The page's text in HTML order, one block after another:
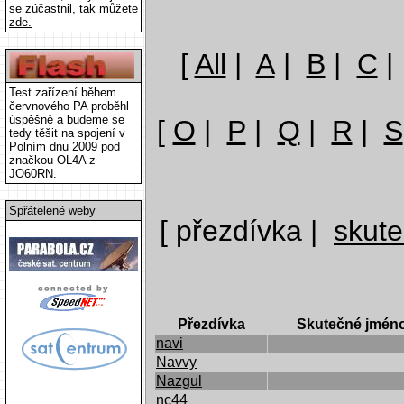
se zúčastnil, tak můžete
zde.
Test zařízení během
červnového PA proběhl
úspěšně a budeme se
tedy těšit na spojení v
Polním dnu 2009 pod
značkou OL4A z
JO60RN.
Spřátelené weby
[All | A| B | C
[ O | P | Q | R | S
[ přezdívka |
Přezdívka
Skutečné
navi
Navvy
Nazgul
nc44